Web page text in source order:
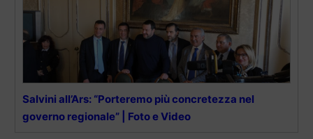
Salvini all’Ars: “Porteremo più concretezza nel
governo regionale” | Foto e Video